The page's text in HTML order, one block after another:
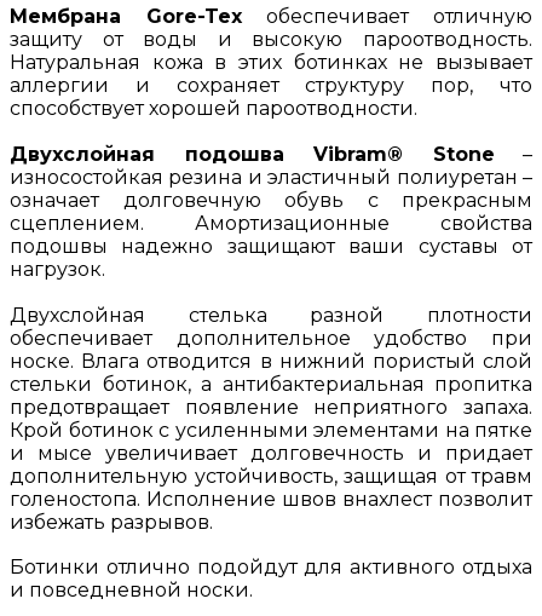
Мембрана Gore-Tex обеспечивает отличную
защиту от воды и высокую пароотводность.
Натуральная кожа в этих ботинках не вызывает
аллергии и сохраняет структуру пор, что
способствует хорошей пароотводности.
Двухслойная подошва Vibram® Stone –
износостойкая резина и эластичный полиуретан –
означает долговечную обувь с прекрасным
сцеплением. Амортизационные свойства
подошвы надежно защищают ваши суставы от
нагрузок.
Двухслойная стелька разной плотности
обеспечивает дополнительное удобство при
носке. Влага отводится в нижний пористый слой
стельки ботинок, а антибактериальная пропитка
предотвращает появление неприятного запаха.
Крой ботинок с усиленными элементами на пятке
и мысе увеличивает долговечность и придает
дополнительную устойчивость, защищая от травм
голеностопа. Исполнение швов внахлест позволит
избежать разрывов.
Ботинки отлично подойдут для активного отдыха
и повседневной носки.